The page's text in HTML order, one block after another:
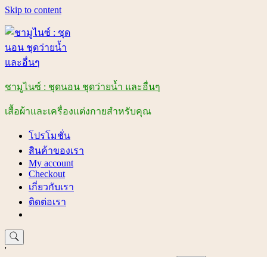
Skip to content
ชามูไนซ์ : ชุดนอน ชุดว่ายน้ำ และอื่นๆ
เสื้อผ้าและเครื่องแต่งกายสำหรับคุณ
โปรโมชั่น
สินค้าของเรา
My account
Checkout
เกี่ยวกับเรา
ติดต่อเรา
'